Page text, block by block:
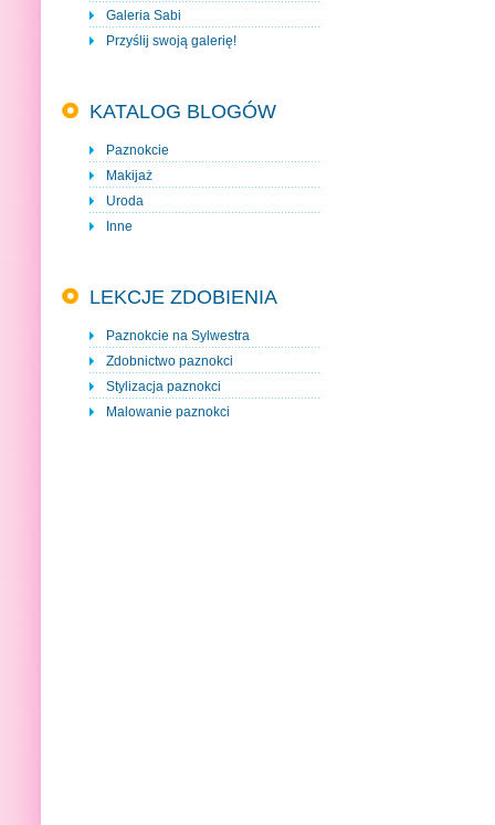
Galeria Sabi
Przyślij swoją galerię!
KATALOG BLOGÓW
Paznokcie
Makijaż
Uroda
Inne
LEKCJE ZDOBIENIA
Paznokcie na Sylwestra
Zdobnictwo paznokci
Stylizacja paznokci
Malowanie paznokci